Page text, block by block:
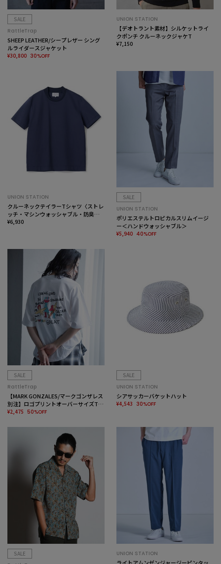
SALE
RattleTrap
SHEEP LEATHER/シープレザー シング
ルライダースジャケット
¥30,800 30%OFF
UNION STATION
【デオトラント素材】シルケットライ
クポンチ クルーネックジャケT
¥7,150
UNION STATION
クルーネックテイラーTシャツ〈ストレ
ッチ・マシンウォッシャブル・防臭・
接触冷感〉
¥6,930
SALE
UNION STATION
ポリエステルトロピカルスリムイージ
ー＜ハンドウォッシャブル＞
¥5,940 40%OFF
SALE
RattleTrap
【MARK GONZALES/マークゴンザレス
別注】ロゴプリントオーバーサイズTシ
ャツ
¥2,475 50%OFF
SALE
UNION STATION
シアサッカーバケットハット
¥4,543 30%OFF
SALE
UNION STATION
ライトアムンゼンジャージーピンタッ